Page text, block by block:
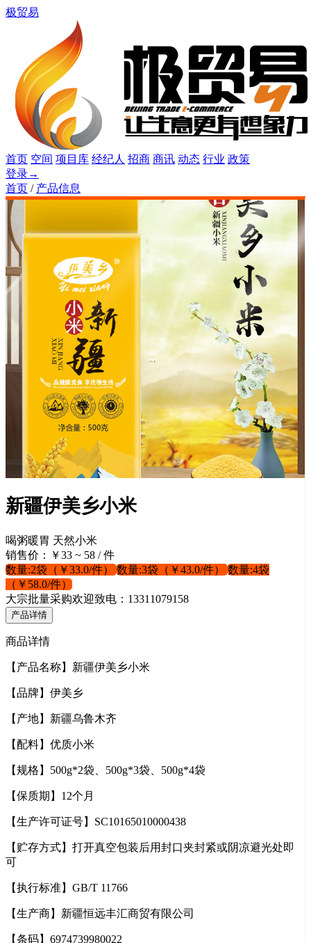
极贸易
首页 空间 项目库 经纪人 招商 商讯 动态 行业 政策
登录→
首页 / 产品信息
新疆伊美乡小米
喝粥暖胃 天然小米
销售价：￥33 ~ 58 / 件
数量:2袋（￥33.0/件）数量:3袋（￥43.0/件）数量:4袋
（￥58.0/件）
大宗批量采购欢迎致电：13311079158
产品详情
商品详情
【产品名称】新疆伊美乡小米
【品牌】伊美乡
【产地】新疆乌鲁木齐
【配料】优质小米
【规格】500g*2袋、500g*3袋、500g*4袋
【保质期】12个月
【生产许可证号】SC10165010000438
【贮存方式】打开真空包装后用封口夹封紧或阴凉避光处即
可
【执行标准】GB/T 11766
【生产商】新疆恒远丰汇商贸有限公司
【条码】6974739980022